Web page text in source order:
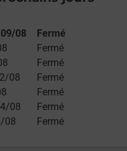
08
Fermé
Fermé
Fermé
08
Fermé
Fermé
08
Fermé
08
Fermé